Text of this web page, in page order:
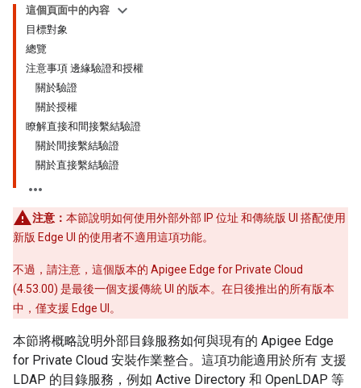
這個頁面中的內容
目標對象
總覽
注意事項 邊緣驗證和授權
關於驗證
關於授權
瞭解直接和間接繫結驗證
關於間接繫結驗證
關於直接繫結驗證
注意： 本節說明如何使用外部外部 IP 位址 和傳統版 UI 搭配使用
新版 Edge UI 的使用者不適用這項功能。
不過，請注意，這個版本的 Apigee Edge for Private Cloud
(4.53.00) 是最後一個支援傳統 UI 的版本。在日後推出的所有版本
中，僅支援 Edge UI。
本節將概略說明外部目錄服務如何與現有的 Apigee Edge
for Private Cloud 安裝作業整合。這項功能適用於所有 支援
LDAP 的目錄服務，例如 Active Directory 和 OpenLDAP 等